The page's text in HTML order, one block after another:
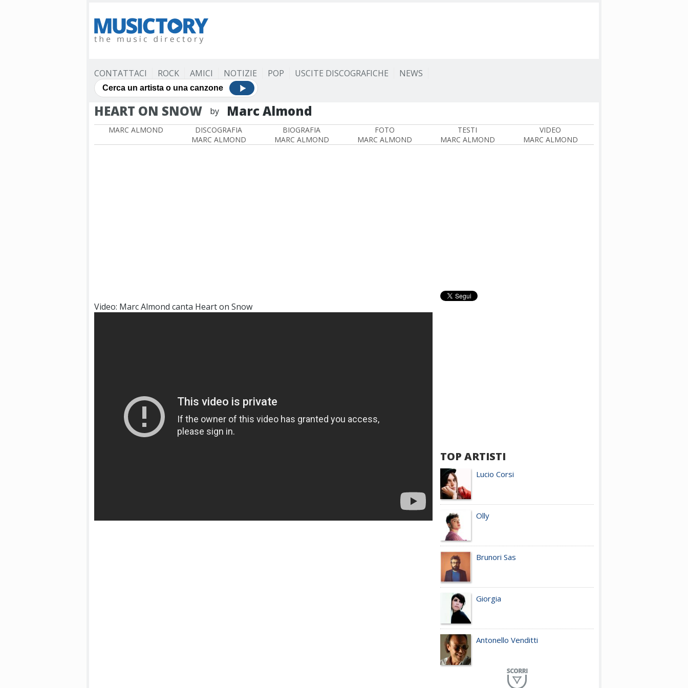
CONTATTACI ROCK AMICI NOTIZIE POP USCITE DISCOGRAFICHE NEWS
HEART ON SNOW by Marc Almond
MARC ALMOND
DISCOGRAFIA
MARC ALMOND
BIOGRAFIA
MARC ALMOND
FOTO
MARC ALMOND
TESTI
MARC ALMOND
VIDEO
MARC ALMOND
Video: Marc Almond canta Heart on Snow
TOP ARTISTI
Lucio Corsi
Olly
Brunori Sas
Giorgia
Antonello Venditti
Planet Funk